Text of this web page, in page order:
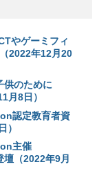
やゲーミフィ
2022年12月20
供のために
月8日）
認定教育者資
）
主催
（2022年9月